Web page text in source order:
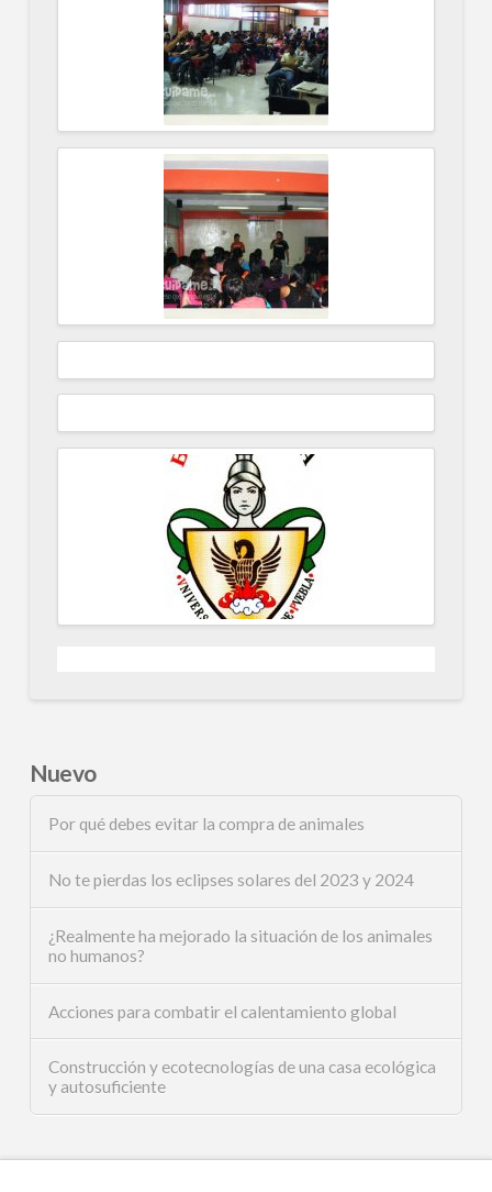
Nuevo
Por qué debes evitar la compra de animales
No te pierdas los eclipses solares del 2023 y 2024
¿Realmente ha mejorado la situación de los animales
no humanos?
Acciones para combatir el calentamiento global
Construcción y ecotecnologías de una casa ecológica
y autosuficiente